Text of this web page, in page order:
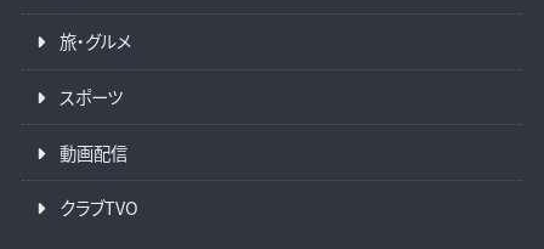
旅・グルメ
スポーツ
動画配信
クラブTVO